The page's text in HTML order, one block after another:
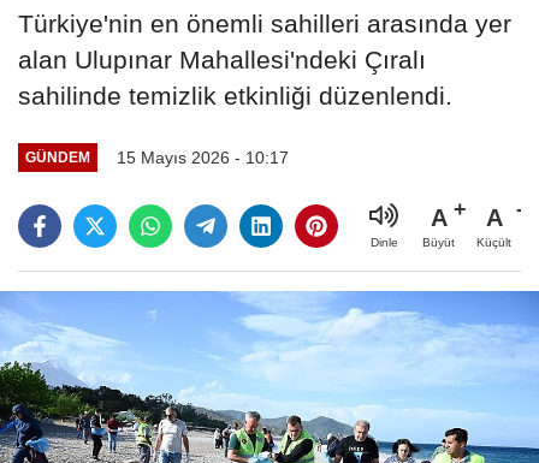
Türkiye'nin en önemli sahilleri arasında yer
alan Ulupınar Mahallesi'ndeki Çıralı
sahilinde temizlik etkinliği düzenlendi.
GÜNDEM 15 Mayıs 2026 - 10:17
Dinle
A
Büyüt
A
Küçült